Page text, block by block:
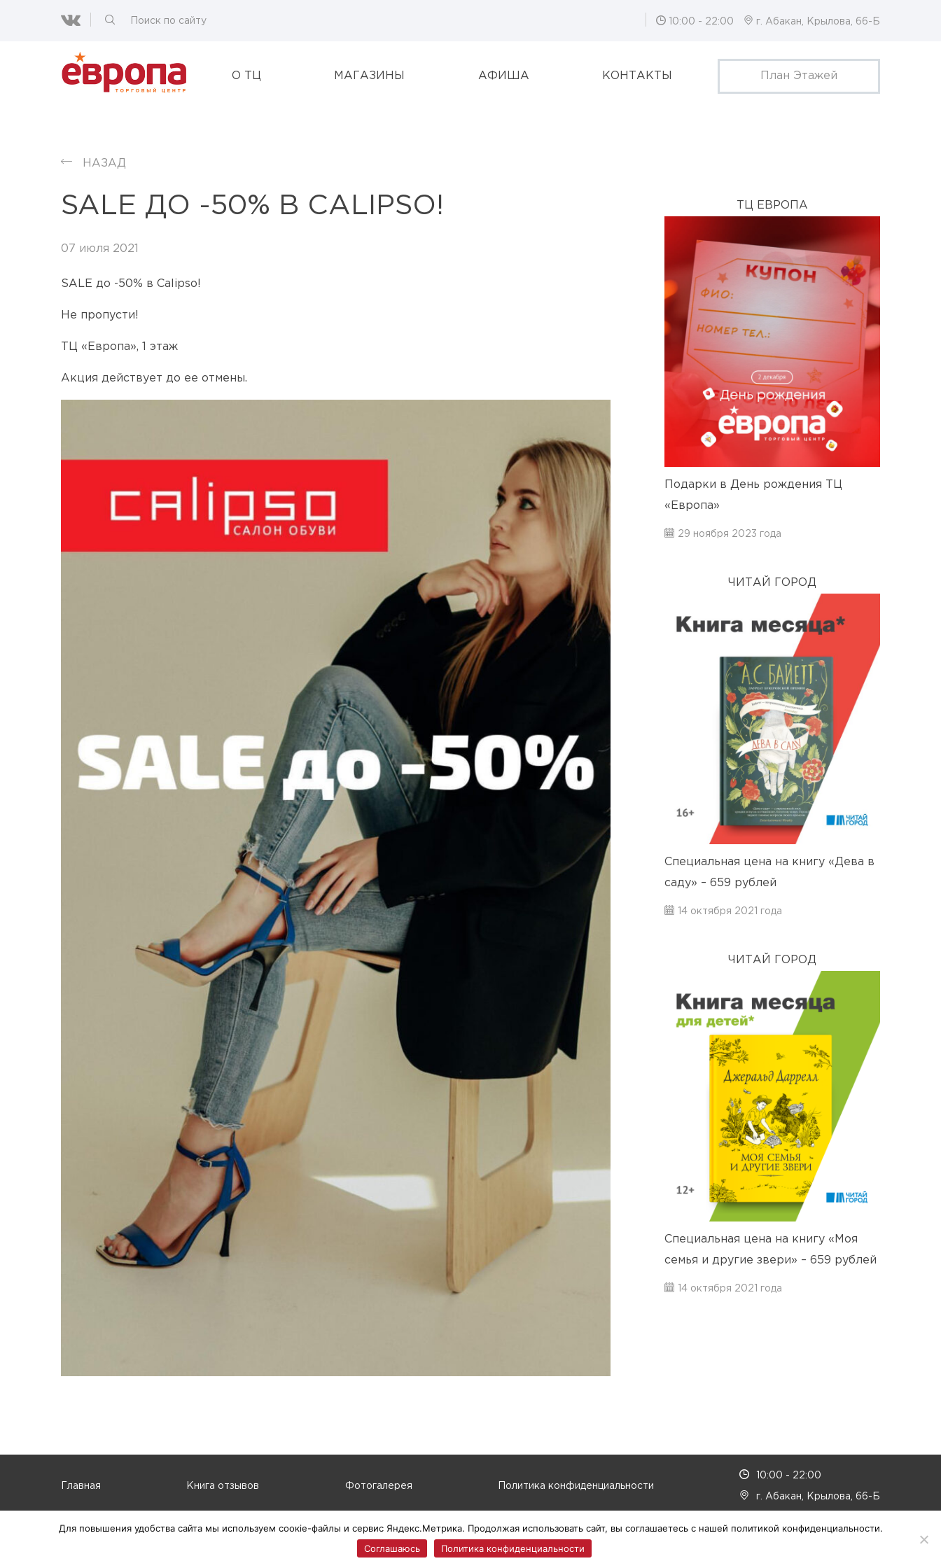
10:00 - 22:00 г. Абакан, Крылова, 66-Б
О ТЦ МАГАЗИНЫ АФИША КОНТАКТЫ План Этажей
НАЗАД
SALE ДО -50% В CALIPSO!
07 июля 2021
SALE до -50% в Calipso!
Не пропусти!
ТЦ «Европа», 1 этаж
Акция действует до ее отмены.
ТЦ ЕВРОПА
Подарки в День рождения ТЦ
«Европа»
29 ноября 2023 года
ЧИТАЙ ГОРОД
Специальная цена на книгу «Дева в
саду» – 659 рублей
14 октября 2021 года
ЧИТАЙ ГОРОД
Специальная цена на книгу «Моя
семья и другие звери» – 659 рублей
14 октября 2021 года
Главная Книга отзывов Фотогалерея Политика конфиденциальности
10:00 - 22:00
г. Абакан, Крылова, 66-Б
Для повышения удобства сайта мы используем соокіе-файлы и сервис Яндекс.Метрика. Продолжая использовать сайт, вы соглашаетесь с нашей политикой конфиденциальности.
Соглашаюсь
Политика конфиденциальности